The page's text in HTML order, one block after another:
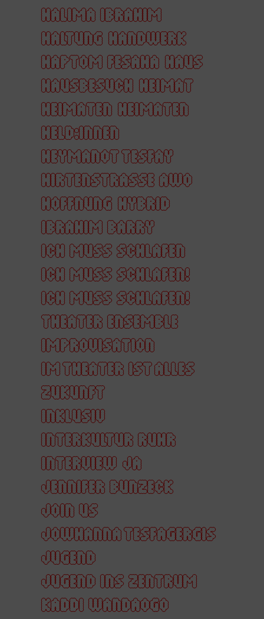
HALIMA IBRAHIM
HALTUNG HANDWERK
HAPTOM FESAHA HAUS
HAUSBESUCH HEIMAT
HEIMATEN HEIMATEN
HELD:INNEN
HEYMANOT TESFAY
HIRTENSTRASSE AWO
HOFFNUNG HYBRID
IBRAHIM BARRY
ICH MUSS SCHLAFEN
ICH MUSS SCHLAFEN!
ICH MUSS SCHLAFEN!
THEATER ENSEMBLE
IMPROVISATION
IM THEATER IST ALLES
ZUKUNFT
INKLUSIV
INTERKULTUR RUHR
INTERVIEW JA
JENNIFER BUNZECK
JOIN US
JOWHANNA TESFAGERGIS
JUGEND
JUGEND INS ZENTRUM
KADDI WANDAOGO